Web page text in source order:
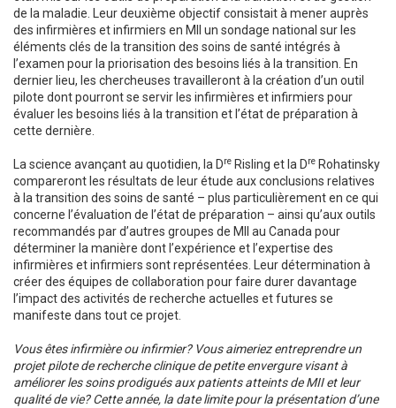
de la maladie. Leur deuxième objectif consistait à mener auprès
des infirmières et infirmiers en MII un sondage national sur les
éléments clés de la transition des soins de santé intégrés à
l’examen pour la priorisation des besoins liés à la transition. En
dernier lieu, les chercheuses travailleront à la création d’un outil
pilote dont pourront se servir les infirmières et infirmiers pour
évaluer les besoins liés à la transition et l’état de préparation à
cette dernière.
La science avançant au quotidien, la Dre Risling et la Dre Rohatinsky
compareront les résultats de leur étude aux conclusions relatives
à la transition des soins de santé – plus particulièrement en ce qui
concerne l’évaluation de l’état de préparation – ainsi qu’aux outils
recommandés par d’autres groupes de MII au Canada pour
déterminer la manière dont l’expérience et l’expertise des
infirmières et infirmiers sont représentées. Leur détermination à
créer des équipes de collaboration pour faire durer davantage
l’impact des activités de recherche actuelles et futures se
manifeste dans tout ce projet.
Vous êtes infirmière ou infirmier? Vous aimeriez entreprendre un
projet pilote de recherche clinique de petite envergure visant à
améliorer les soins prodigués aux patients atteints de MII et leur
qualité de vie? Cette année, la date limite pour la présentation d’une